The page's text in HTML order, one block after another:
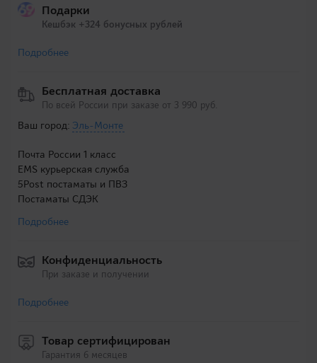
Подарки
Кешбэк +324 бонусных рублей
Подробнее
Бесплатная доставка
По всей России при заказе от 3 990 руб.
Ваш город: Эль-Монте
Почта России 1 класс
EMS курьерская служба
5Post постаматы и ПВЗ
Постаматы СДЭК
Подробнее
Конфиденциальность
При заказе и получении
Подробнее
Товар сертифицирован
Гарантия 6 месяцев